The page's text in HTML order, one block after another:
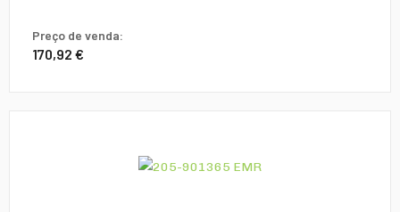
Preço de venda:
170,92 €